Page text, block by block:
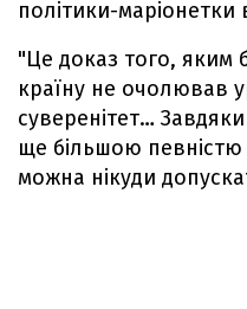
політики-
"Це доказ того, яким
країну не очолював
суверенітет…
ще більшою
можна нікуди